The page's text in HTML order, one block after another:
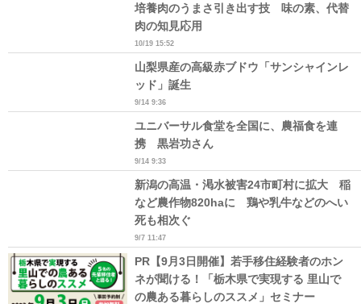
培養肉のうまさ引き出す技 味の素、代替
肉の知見応用
10/19 15:52
山梨県産の高級赤ブドウ「サンシャインレ
ッド」誕生
9/14 9:36
ユニバーサル食堂を全国に、農福食を連
携 黒岩功さん
9/14 9:33
新潟の高温・渇水被害24市町村に拡大 稲
など農作物820haに 鶏や乳牛などのへい
死も相次ぐ
9/7 11:47
PR【9月3日開催】若手移住経験者のホン
ネが聞ける！「栃木県で実現する 里山で
の農ある暮らしのススメ」セミナー